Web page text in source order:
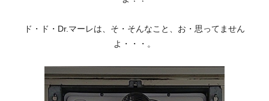
ド・ド・Dr.マーレは、そ・そんなこと、お・思ってません
よ・・・。